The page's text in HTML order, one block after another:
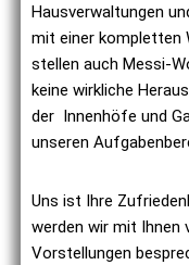
Hausverwaltungen
mit einer kompletten
stellen auch Messi-
keine wirkliche
der Innenhöfe und
unseren
Uns ist Ihre
werden wir mit Ihnen
Vorstellungen